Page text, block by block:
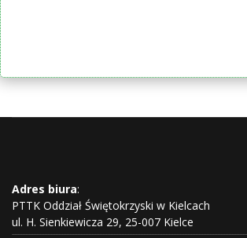
Adres biura:
PTTK Oddział Świętokrzyski w Kielcach
ul. H. Sienkiewicza 29, 25-007 Kielce